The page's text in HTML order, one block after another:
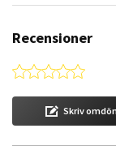
Recensioner
0.0
Skriv